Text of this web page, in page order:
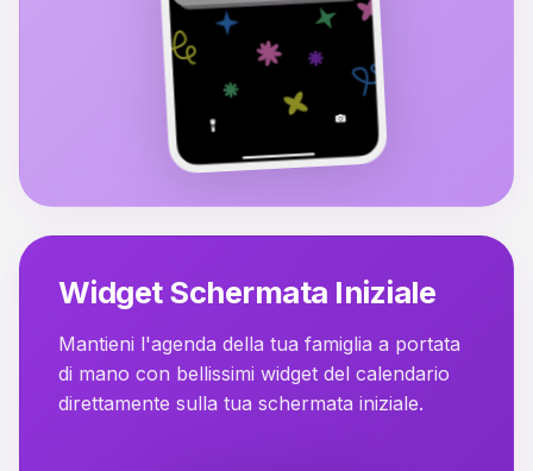
Widget Schermata Iniziale
Mantieni l'agenda della tua famiglia a portata
di mano con bellissimi widget del calendario
direttamente sulla tua schermata iniziale.